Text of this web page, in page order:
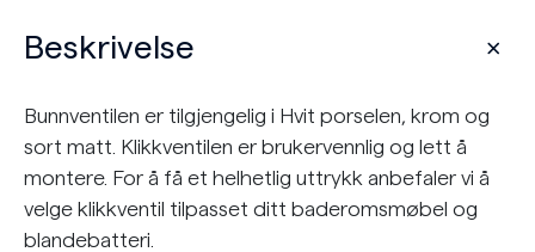
Beskrivelse
Bunnventilen er tilgjengelig i Hvit porselen, krom og
sort matt. Klikkventilen er brukervennlig og lett å
montere. For å få et helhetlig uttrykk anbefaler vi å
velge klikkventil tilpasset ditt baderomsmøbel og
blandebatteri.